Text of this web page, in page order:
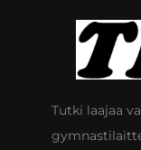
Tutki laajaa